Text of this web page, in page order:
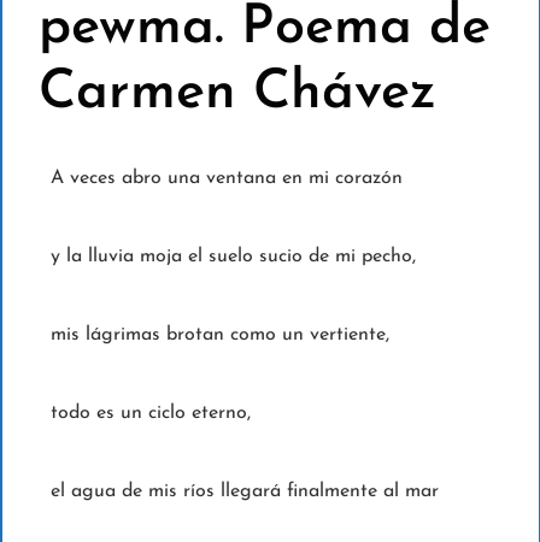
pewma. Poema de
Carmen Chávez
A veces abro una ventana en mi corazón
y la lluvia moja el suelo sucio de mi pecho,
mis lágrimas brotan como un vertiente,
todo es un ciclo eterno,
el agua de mis ríos llegará finalmente al mar